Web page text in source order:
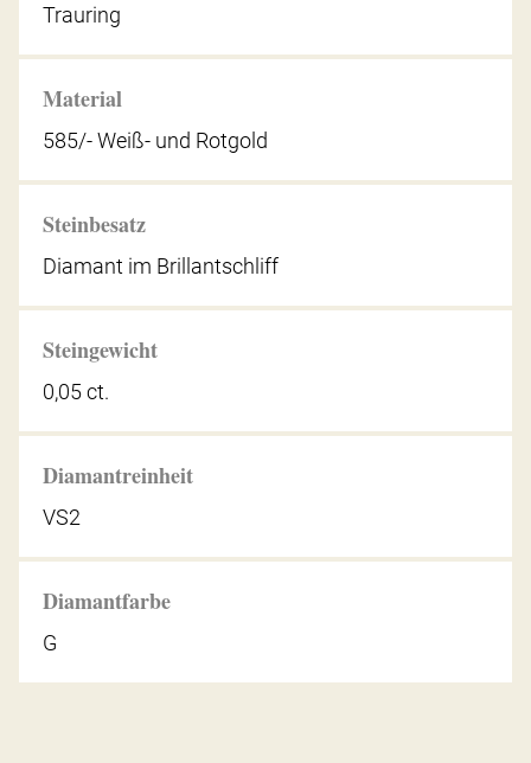
Trauring
Material
585/- Weiß- und Rotgold
Steinbesatz
Diamant im Brillantschliff
Steingewicht
0,05 ct.
Diamantreinheit
VS2
Diamantfarbe
G